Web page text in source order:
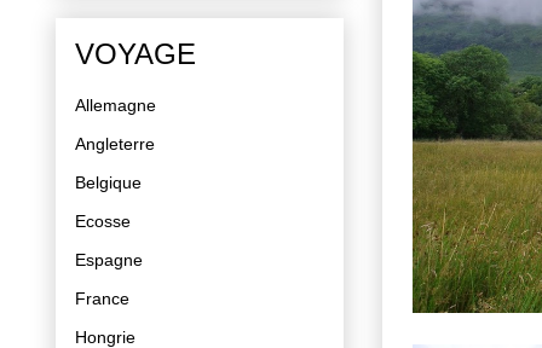
VOYAGE
Allemagne
Angleterre
Belgique
Ecosse
Espagne
France
Hongrie